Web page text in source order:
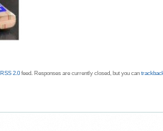
RSS 2.0 feed. Responses are currently closed, but you can